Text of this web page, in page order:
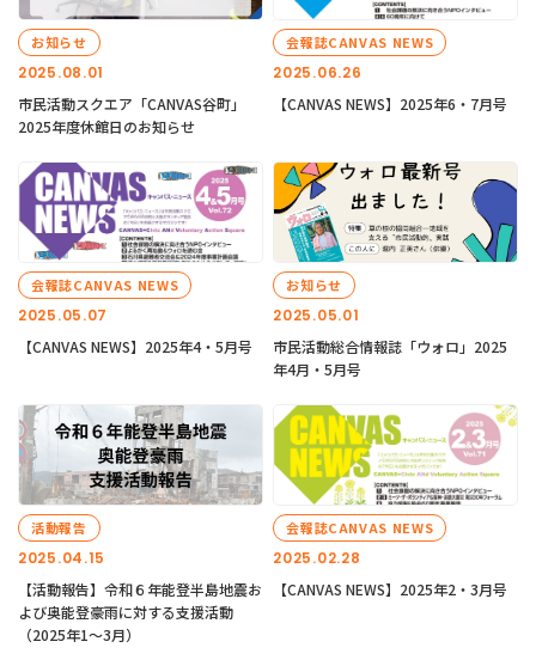
2025.08.01
お知らせ
市民活動スクエア「CANVAS谷町」
2025年度休館日のお知らせ
2025.06.26
会報誌CANVAS NEWS
【CANVAS NEWS】2025年6・7月号
2025.05.07
会報誌CANVAS NEWS
【CANVAS NEWS】2025年4・5月号
2025.05.01
お知らせ
市民活動総合情報誌「ウォロ」2025
年4月・5月号
2025.04.15
活動報告
【活動報告】令和６年能登半島地震お
よび奥能登豪雨に対する支援活動
（2025年1〜3月）
2025.02.28
会報誌CANVAS NEWS
【CANVAS NEWS】2025年2・3月号